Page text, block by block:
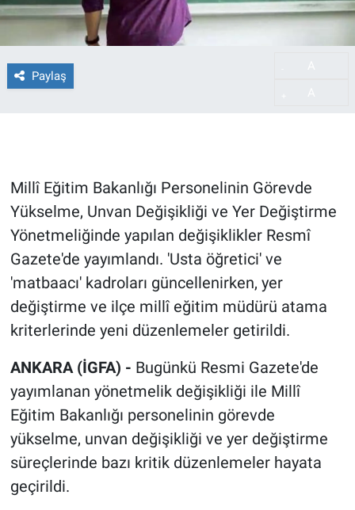
Paylaş
Millî Eğitim Bakanlığı Personelinin Görevde
Yükselme, Unvan Değişikliği ve Yer Değiştirme
Yönetmeliğinde yapılan değişiklikler Resmî
Gazete'de yayımlandı. 'Usta öğretici' ve
'matbaacı' kadroları güncellenirken, yer
değiştirme ve ilçe millî eğitim müdürü atama
kriterlerinde yeni düzenlemeler getirildi.
ANKARA (İGFA) - Bugünkü Resmi Gazete'de
yayımlanan yönetmelik değişikliği ile Millî
Eğitim Bakanlığı personelinin görevde
yükselme, unvan değişikliği ve yer değiştirme
süreçlerinde bazı kritik düzenlemeler hayata
geçirildi.